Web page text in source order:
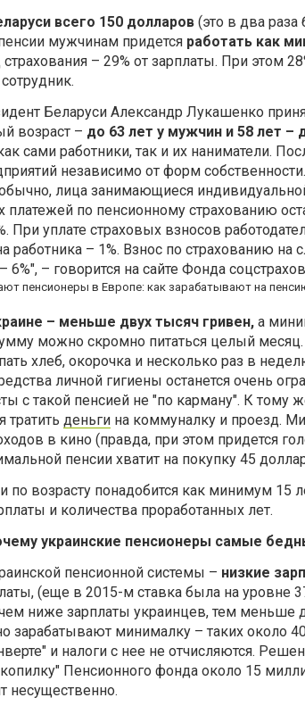
всего 150 долларов (это в два
мужчинам придется работать как
– 29% от зарплаты. При этом
Беларуси Александр Лукашенко
возраст – до 63 лет у мужчин и 58 лет
сами работники, так и их наниматели.
независимо от форм
лица занимающиеся
платежей по пенсионному страхованию
При уплате страховых взносов
работника – 1%. Взнос по страхованию на
6%", – говорится на сайте Фонда
– меньше двух тысяч гривен, а
можно скромно питаться целый
хлеб, окорочка и несколько раз в
личной гигиены останется очень
с такой пенсией не "по карману". К тому
тратить деньги на коммуналку и проезд.
в кино (правда, при этом придется
пенсии хватит на покупку 45
по возрасту понадобится как минимум 15
и количества проработанных лет.
украинские пенсионеры самые
пенсионной системы – низкие
(еще в 2015-м ставка была на уровне
чем ниже зарплаты украинцев, тем меньше
зарабатывают минималку – таких около
и налоги с нее не отчисляются.
Пенсионного фонда около 15
несущественно.